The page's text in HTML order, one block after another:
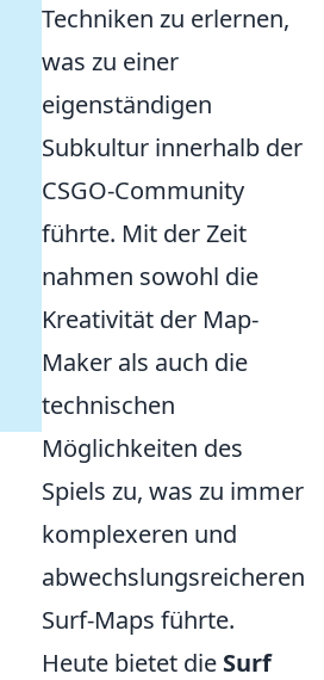
Techniken zu erlernen,
was zu einer
eigenständigen
Subkultur innerhalb der
CSGO-Community
führte. Mit der Zeit
nahmen sowohl die
Kreativität der Map-
Maker als auch die
technischen
Möglichkeiten des
Spiels zu, was zu immer
komplexeren und
abwechslungsreicheren
Surf-Maps führte.
Heute bietet die Surf